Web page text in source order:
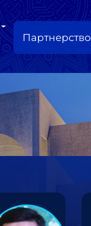
Партнерство